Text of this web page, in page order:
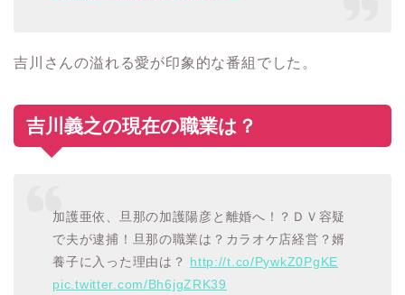
吉川さんの溢れる愛が印象的な番組でした。
吉川義之の現在の職業は？
加護亜依、旦那の加護陽彦と離婚へ！？ＤＶ容疑
で夫が逮捕！旦那の職業は？カラオケ店経営？婿
養子に入った理由は？ http://t.co/PywkZ0PgKE
pic.twitter.com/Bh6jgZRK39